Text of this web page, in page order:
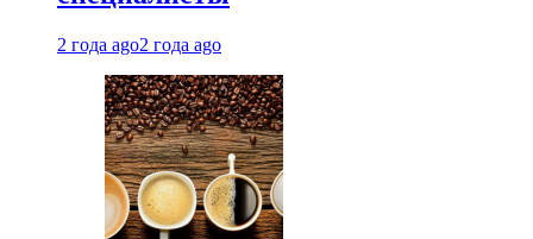
2 года ago2 года ago